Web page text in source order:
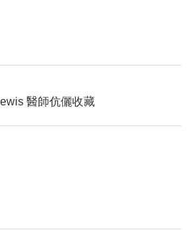
醫師伉儷收藏